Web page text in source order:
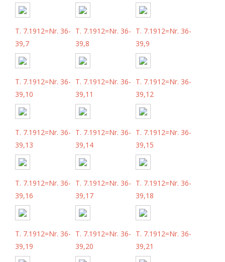
T. 7.1912=Nr. 36-
39,7
T. 7.1912=Nr. 36-
39,8
T. 7.1912=Nr. 36-
39,9
T. 7.1912=Nr. 36-
39,10
T. 7.1912=Nr. 36-
39,11
T. 7.1912=Nr. 36-
39,12
T. 7.1912=Nr. 36-
39,13
T. 7.1912=Nr. 36-
39,14
T. 7.1912=Nr. 36-
39,15
T. 7.1912=Nr. 36-
39,16
T. 7.1912=Nr. 36-
39,17
T. 7.1912=Nr. 36-
39,18
T. 7.1912=Nr. 36-
39,19
T. 7.1912=Nr. 36-
39,20
T. 7.1912=Nr. 36-
39,21